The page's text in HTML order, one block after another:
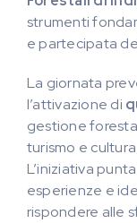
strumenti
e partecipata
La giornata
l’attivazione di
gestione
turismo e
L’iniziativa
esperienze e
rispondere alle